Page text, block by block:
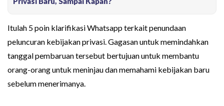
Itulah 5 poin klarifikasi Whatsapp terkait penundaan
peluncuran kebijakan privasi. Gagasan untuk memindahkan
tanggal pembaruan tersebut bertujuan untuk membantu
orang-orang untuk meninjau dan memahami kebijakan baru
sebelum menerimanya.